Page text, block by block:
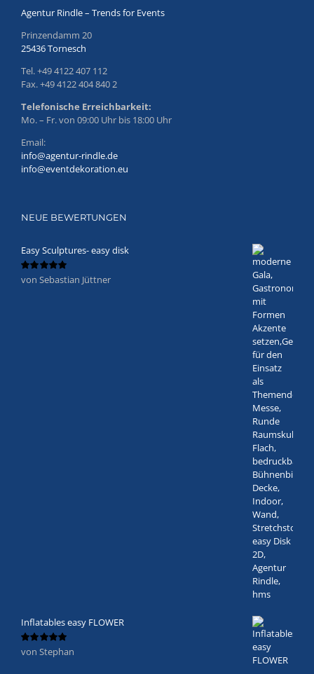
Agentur Rindle – Trends for Events
Prinzendamm 20
25436 Tornesch
Tel. +49 4122 407 112
Fax. +49 4122 404 840 2
Telefonische Erreichbarkeit:
Mo. – Fr. von 09:00 Uhr bis 18:00 Uhr
Email:
info@agentur-rindle.de
info@eventdekoration.eu
NEUE BEWERTUNGEN
Easy Sculptures- easy disk
Bewertet
von Sebastian Jüttner
Inflatables easy FLOWER
Bewertet
von 5
von Stephan